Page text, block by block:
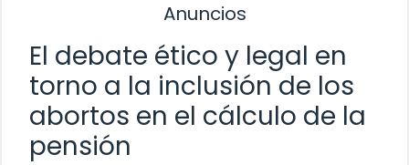
Anuncios
El debate ético y legal en
torno a la inclusión de los
abortos en el cálculo de la
pensión